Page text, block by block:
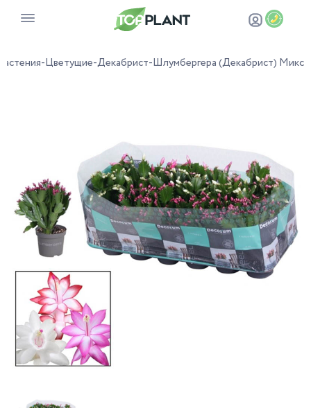
-Цветущие-Декабрист-Шлумбергера (Декабрист) Микс